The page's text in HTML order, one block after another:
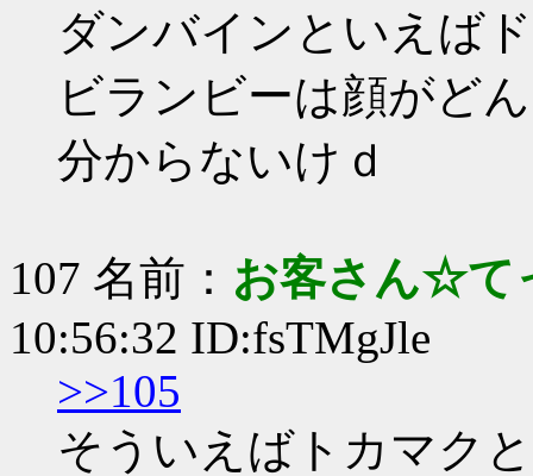
ダンバインといえば
ビランビーは顔がど
分からないけｄ
107 名前： お客さん☆て
10:56:32 ID:fsTMgJle
>>105
そういえばトカマク